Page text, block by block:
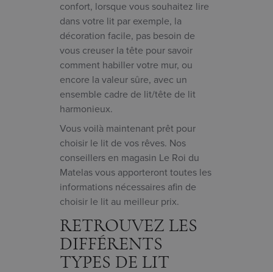
confort, lorsque vous souhaitez lire
dans votre lit par exemple, la
décoration facile, pas besoin de
vous creuser la tête pour savoir
comment habiller votre mur, ou
encore la valeur sûre, avec un
ensemble cadre de lit/tête de lit
harmonieux.
Vous voilà maintenant prêt pour
choisir le lit de vos rêves. Nos
conseillers en magasin Le Roi du
Matelas vous apporteront toutes les
informations nécessaires afin de
choisir le lit au meilleur prix.
RETROUVEZ LES
DIFFÉRENTS
TYPES DE LIT